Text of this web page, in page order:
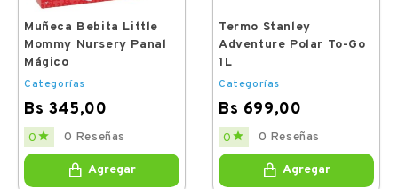
Muñeca Bebita Little
Mommy Nursery Panal
Mágico
Categorías
Bs 345,00
Price
0  0 Reseñas
Agregar
Termo Stanley
Adventure Polar To-Go
1L
Categorías
Bs 699,00
Price
0  0 Reseñas
Agregar